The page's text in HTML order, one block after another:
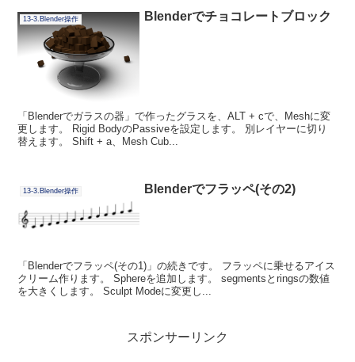
13-3.Blender操作 Blenderでチョコレートブロック
「Blenderでガラスの器」で作ったグラスを、ALT + cで、Meshに変
更します。 Rigid BodyのPassiveを設定します。 別レイヤーに切り
替えます。 Shift + a、Mesh Cub...
13-3.Blender操作 Blenderでフラッペ(その2)
「Blenderでフラッペ(その1)」の続きです。 フラッペに乗せるアイス
クリーム作ります。 Sphereを追加します。 segmentsとringsの数値
を大きくします。 Sculpt Modeに変更し...
スポンサーリンク